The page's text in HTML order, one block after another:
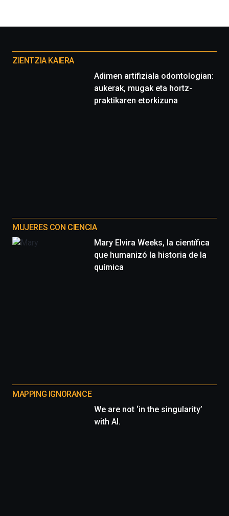
proyectos
ZIENTZIA KAIERA
Adimen artifiziala odontologian:
aukerak, mugak eta hortz-
praktikaren etorkizuna
MUJERES CON CIENCIA
Mary Elvira Weeks, la científica
que humanizó la historia de la
química
MAPPING IGNORANCE
We are not ‘in the singularity’
with AI.